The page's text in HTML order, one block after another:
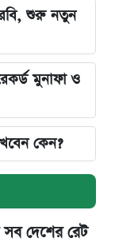
রবি, শুরু নতুন
মুনাফা ও
কেন?
দেশের রেট